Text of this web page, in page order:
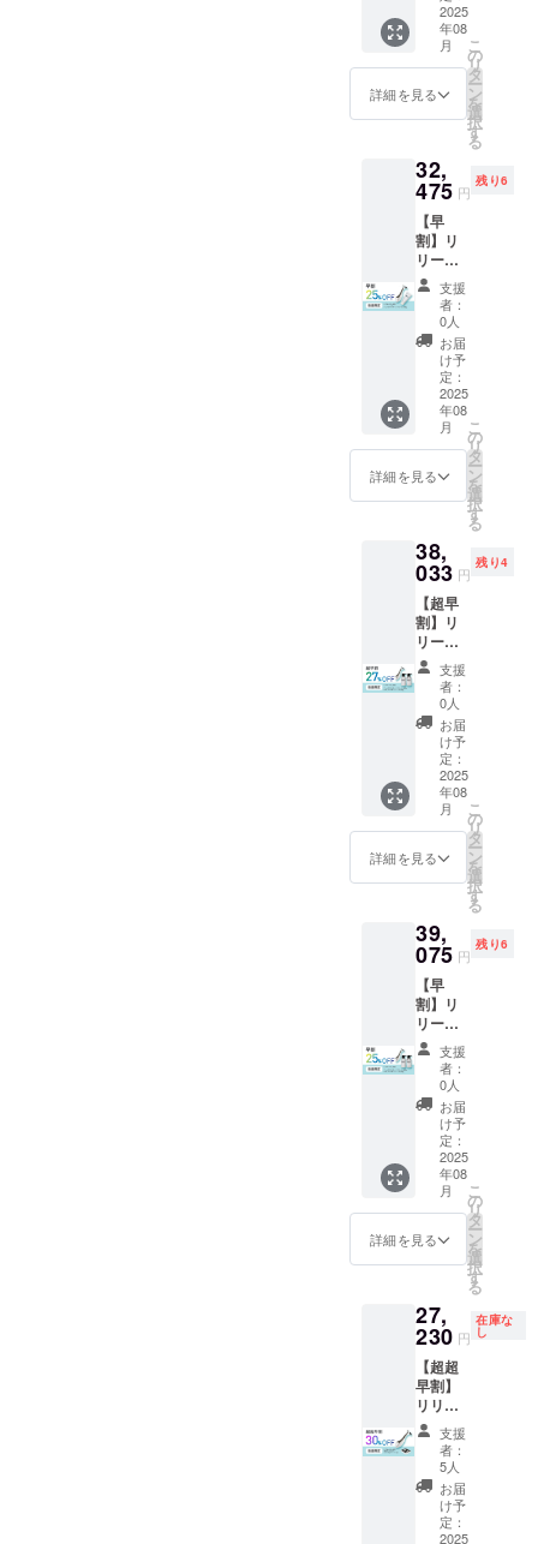
ス付
き） ・
フェイ
スマッ
サージ
1本 ・
ボディ
マッ
サージ
ジェル
30g ×
1本 ・
取扱説
明書 ×
1冊
一般販
売価格
の27%
オフ ・
スクレ
イパー
本体
円（税
込）※一
般販売
予定価
格 ・
フェイ
スマッ
サージ
クリー
ム
100g
4,400円
(税込）
合計
43,300
円（税
込）
9円（税
(11,691
円オフ)
以下の
商品を
専用の
箱に入
れてお
届け ・
スクレ
イ
パー ×
1本（専
用ケー
ス付
き） ・
フェイ
スマッ
15g ×
1本 ・
ボディ
マッ
サージ
ジェル
30g ×
1本 ・
取扱説
明書 ×
1冊 プ
ラス ・
フェイ
スマッ
サージ
ム
100g
2025
年08
月
詳細を見る
こ
の
リ
タ
ー
ン
を
選
択
す
る
32,
475 円
残り6
【早
割】リ
リース
スクレ
イ
パー・
クリー
ム100g
セット
一般販
売価格
の25%
オフ ・
スクレ
イパー
本体
円（税
込）※一
般販売
予定価
格 ・
フェイ
スマッ
サージ
クリー
ム
100g
4,400円
(税込）
合計
43,300
円（税
込）
5円（税
(10,825
円オフ)
以下の
商品を
専用の
箱に入
れてお
届け ・
スクレ
イ
パー ×
1本（専
用ケー
ス付
き） ・
フェイ
スマッ
15g ×
1本 ・
ボディ
マッ
サージ
ジェル
30g ×
1本 ・
取扱説
明書 ×
1冊 プ
ラス ・
支援
者：
0人
お届
け予
定：
2025
年08
月
詳細を見る
こ
の
リ
タ
ー
ン
を
選
択
す
る
38,
033 円
残り4
【超早
割】リ
リース
スクレ
イ
パー・
クリー
300g・
ジェル
300g
セット
一般販
売価格
の27%
オフ ・
イパー
本体
38,900
円（税
込）※一
般販売
予定価
格 ・
フェイ
スマッ
サージ
クリー
300g
6,600円
(税込）
・ボ
ジェル
300g
6,600円
(税込）
合計
52,100
円（税
込）
→38,03
3円（税
込）
(14,067
支援
者：
0人
お届
け予
定：
2025
年08
月
詳細を見る
こ
の
リ
タ
ー
ン
を
選
択
す
る
39,
075 円
残り6
【早
割】リ
リース
スクレ
イ
パー・
クリー
300g・
ジェル
300g
セット
一般販
売価格
の25%
オフ ・
イパー
本体
38,900
円（税
込）※一
般販売
予定価
格 ・
フェイ
スマッ
サージ
クリー
支援
者：
0人
お届
け予
定：
2025
年08
月
詳細を見る
こ
の
リ
タ
ー
ン
を
選
択
す
る
27,
230 円
在庫な
し
【超超
早割】
リリー
ス スク
レイ
パー 一
般販売
予定価
格
38,900
支援
者：
5人
お届
け予
定：
2025